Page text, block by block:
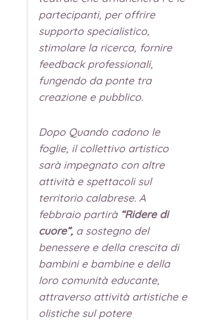
partecipanti, per offrire
supporto specialistico,
stimolare la ricerca, fornire
feedback professionali,
fungendo da ponte tra
creazione e pubblico.
Dopo Quando cadono le
foglie, il collettivo artistico
sarà impegnato con altre
attività e spettacoli sul
territorio calabrese. A
febbraio partirà “Ridere di
cuore”,a sostegno del
benessere e della crescita di
bambini e bambine e della
loro comunità educante,
attraverso attività artistiche e
olistiche sul potere